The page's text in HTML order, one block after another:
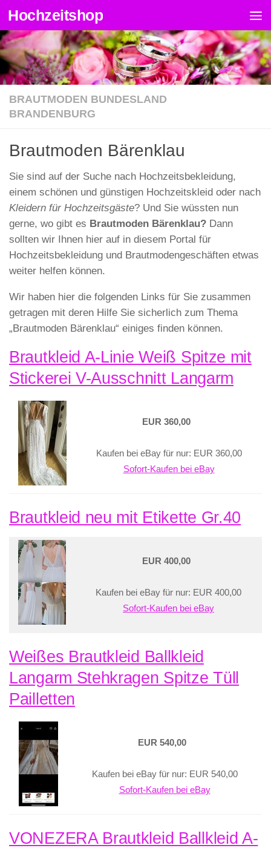
Zum Inhalt springen
Hochzeitshop
BRAUTMODEN BUNDESLAND
BRANDENBURG
Brautmoden Bärenklau
Sie sind auf der Suche nach Hochzeitsbekleidung,
einem schönen und günstigen Hochzeitskleid oder nach
Kleidern für Hochzeitsgäste? Und Sie wüssten nun
gerne, wo gibt es Brautmoden Bärenklau? Dann
sollten wir Ihnen hier auf in diesem Portal für
Hochzeitsbekleidung und Brautmodengeschäften etwas
weiter helfen können.
Wir haben hier die folgenden Links für Sie zusammen
getragen mit deren Hilfe Sie sicherlich zum Thema
„Brautmoden Bärenklau“ einiges finden können.
Brautkleid A-Linie Weiß Spitze mit
Stickerei V-Ausschnitt Langarm
EUR 360,00
Kaufen bei eBay für nur: EUR 360,00
Sofort-Kaufen bei eBay
Brautkleid neu mit Etikette Gr.40
EUR 400,00
Kaufen bei eBay für nur: EUR 400,00
Sofort-Kaufen bei eBay
Weißes Brautkleid Ballkleid
Langarm Stehkragen Spitze Tüll
Pailletten
EUR 540,00
Kaufen bei eBay für nur: EUR 540,00
Sofort-Kaufen bei eBay
VONEZERA Brautkleid Ballkleid A-